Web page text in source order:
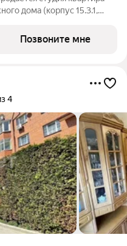
дома (корпус 15.3.1,
транспорте до
Позвоните мне
4